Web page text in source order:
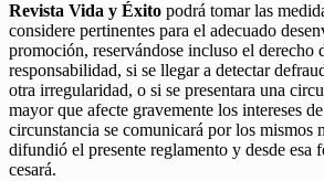
Revista Vida y Éxito podrá tomar las
considere pertinentes para el adecuado
promoción, reservándose incluso el derecho
responsabilidad, si se llegar a detectar
otra irregularidad, o si se presentara una
mayor que afecte gravemente los intereses
circunstancia se comunicará por los mismos
difundió el presente reglamento y desde esa
cesará.